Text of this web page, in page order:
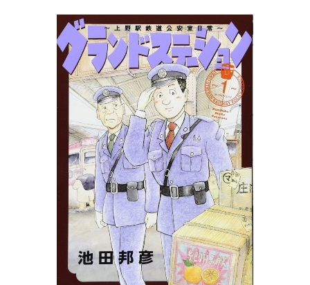
フィールドレビュー やってみた